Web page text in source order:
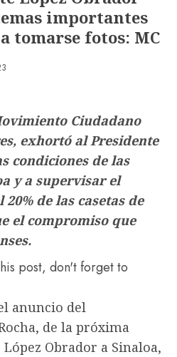
importantes
tomarse fotos: MC
Ciudadano
exhortó al Presidente
condiciones de las
y a supervisar el
de las casetas de
el compromiso que
post, don't forget to
anuncio del
de la próxima
Obrador a Sinaloa,